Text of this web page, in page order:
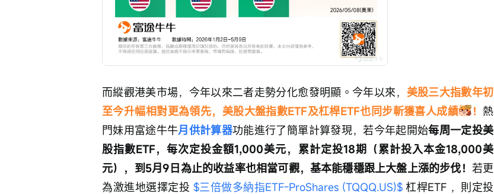
而縱觀港美市場，今年以來二者走勢分化愈發明顯。今年以來， 美股三大指數年初
至今升幅相對更為領先，美股大盤指數ETF及杠桿ETF也同步斬獲喜人成績
！ 熱
門妹用富途牛牛月供計算器功能進行了簡單計算發現，若今年起開始每周一定投美
股指數ETF，每次定投金額1,000美元，累計定投18期（累計投入本金18,000美
元），到5月9日為止的收益率也相當可觀，基本能穩穩跟上大盤上漲的步伐！ 若更
為激進地選擇定投 $三倍做多納指ETF-ProShares (TQQQ.US)$ 杠桿ETF ，則定投